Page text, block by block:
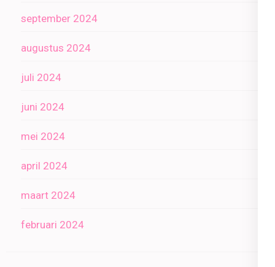
september 2024
augustus 2024
juli 2024
juni 2024
mei 2024
april 2024
maart 2024
februari 2024